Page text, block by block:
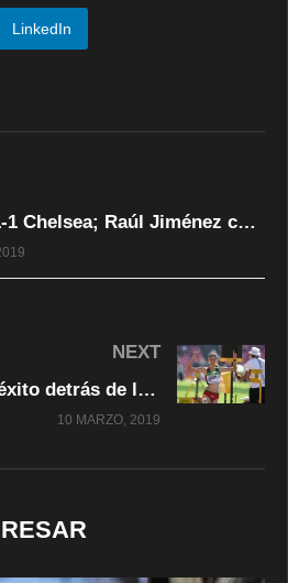
LinkedIn
Wolves 1-1 Chelsea; Raúl Jiménez continúa con racha goleadora
NEXT
Alegna González, el éxito detrás de la soledad
10 MARZO, 2019